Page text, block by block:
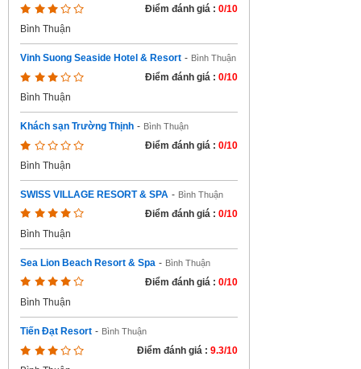
Điểm đánh giá : 0/10
Bình Thuận
Vinh Suong Seaside Hotel & Resort - Bình Thuận
Điểm đánh giá : 0/10
Bình Thuận
Khách sạn Trường Thịnh - Bình Thuận
Điểm đánh giá : 0/10
Bình Thuận
SWISS VILLAGE RESORT & SPA - Bình Thuận
Điểm đánh giá : 0/10
Bình Thuận
Sea Lion Beach Resort & Spa - Bình Thuận
Điểm đánh giá : 0/10
Bình Thuận
Tiến Đạt Resort - Bình Thuận
Điểm đánh giá : 9.3/10